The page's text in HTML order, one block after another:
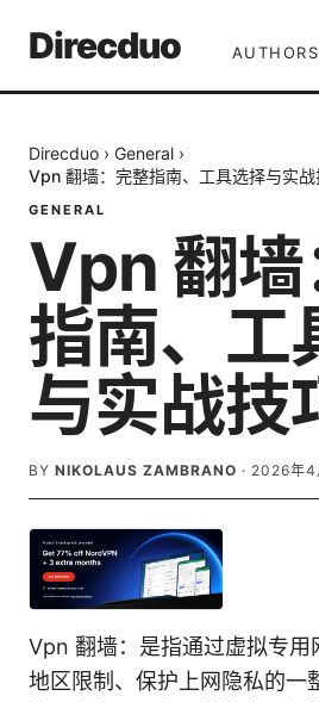
Direcduo AUTHORS
Direcduo › General ›
Vpn 翻墙：完整指南、工具选择与实战
GENERAL
Vpn 翻
指南、工
与实战技
BY NIKOLAUS ZAMBRANO · 2026年4
Vpn 翻墙：是指通过虚拟专用
地区限制、保护上网隐私的一